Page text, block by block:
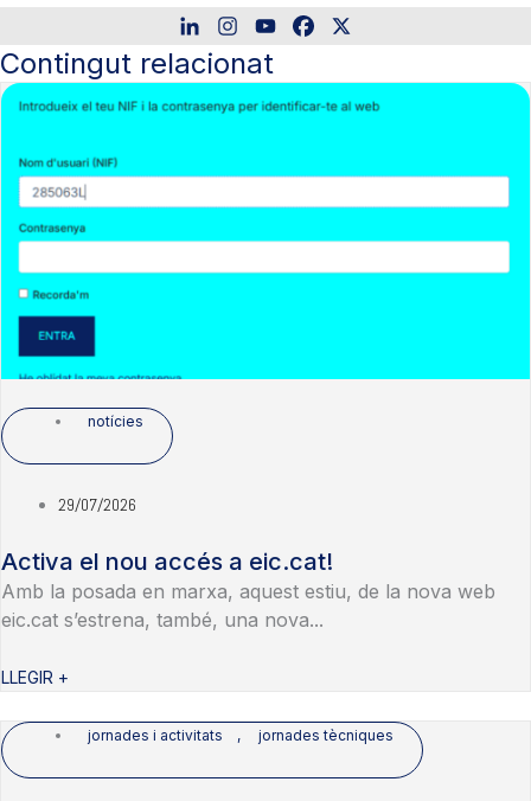
Contingut relacionat
notícies
29/07/2026
Activa el nou accés a eic.cat!
Amb la posada en marxa, aquest estiu, de la nova web
eic.cat s’estrena, també, una nova...
LLEGIR +
jornades i activitats , jornades tècniques